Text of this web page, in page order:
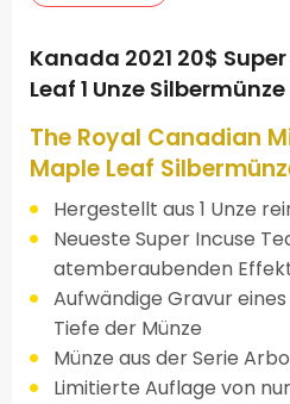
Kanada 2021 20$
Leaf 1 Unze
The Royal Canadian
Maple Leaf
Hergestellt aus 1 Unze
Neueste Super Incuse
atemberaubenden
Aufwändige Gravur
Tiefe der Münze
Münze aus der Serie
Limitierte Auflage von